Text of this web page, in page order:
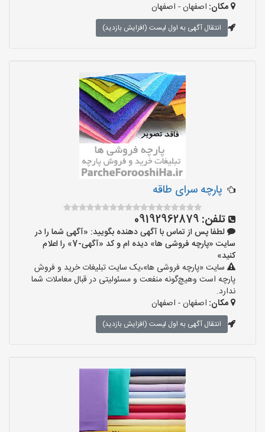
مکان: اصفهان - اصفهان
انتقال آگهی به اول لیست (افزایش بازدید)
پارچه سرای طاقه
تلفن: 09192962879
لطفا پس از تماس با آگهی دهنده بگویید: «آگهی شما را در
سایت «پارچه فروشی ها» دیده ام و کد «آگهی-7» را اعلام
کنید»
سایت «پارچه فروشی ها»،یک سایت تبلیغات خرید و فروش
پارچه است وهیچ‌گونه منفعت و مسئولیتی در قبال معاملات شما
ندارد.
مکان: اصفهان - اصفهان
انتقال آگهی به اول لیست (افزایش بازدید)